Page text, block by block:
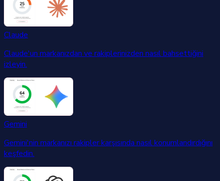
Claude
Claude'un markanızdan ve rakiplerinizden nasıl bahsettiğini
izleyin.
Gemini
Gemini'nin markanızı rakipler karşısında nasıl konumlandırdığını
keşfedin.